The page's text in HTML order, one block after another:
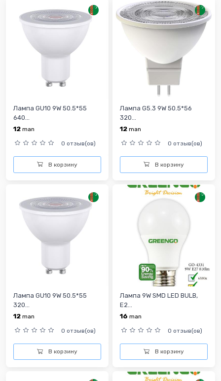
Лампа GU10 9W 50.5*55
640...
12 man
0 отзыв(ов)
В корзину
Лампа G5.3 9W 50.5*56
320...
12 man
0 отзыв(ов)
В корзину
Лампа GU10 9W 50.5*55
320...
12 man
0 отзыв(ов)
В корзину
Лампа 9W SMD LED BULB,
E2...
16 man
0 отзыв(ов)
В корзину